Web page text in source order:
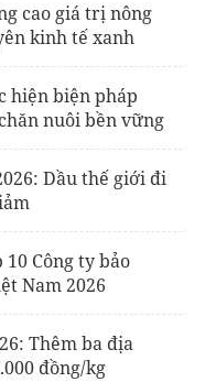
cao giá trị nông
kinh tế xanh
hiện biện pháp
nuôi bền vững
Dầu thế giới đi
10 Công ty bảo
Nam 2026
Thêm ba địa
đồng/kg